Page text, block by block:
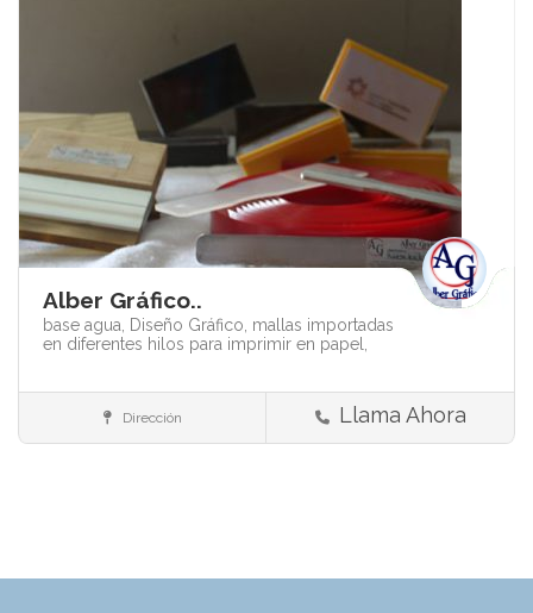
Alber Gráfico..
base agua, Diseño Gráfico, mallas importadas
en diferentes hilos para imprimir en papel,
Insumos y materiales
Dirección Llama Ahora